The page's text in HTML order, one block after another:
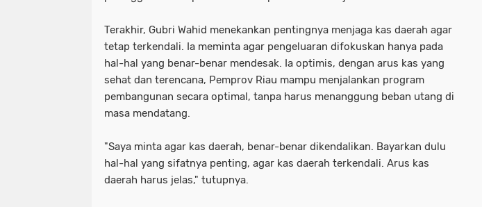
Terakhir, Gubri Wahid menekankan pentingnya menjaga kas daerah agar
tetap terkendali. Ia meminta agar pengeluaran difokuskan hanya pada
hal-hal yang benar-benar mendesak. Ia optimis, dengan arus kas yang
sehat dan terencana, Pemprov Riau mampu menjalankan program
pembangunan secara optimal, tanpa harus menanggung beban utang di
masa mendatang.
"Saya minta agar kas daerah, benar-benar dikendalikan. Bayarkan dulu
hal-hal yang sifatnya penting, agar kas daerah terkendali. Arus kas
daerah harus jelas," tutupnya.